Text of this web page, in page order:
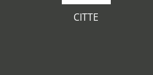
CITTE